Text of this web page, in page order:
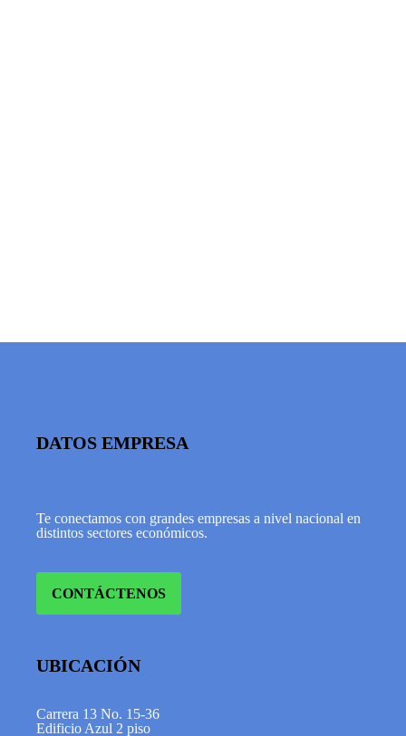
DATOS EMPRESA
Te conectamos con grandes empresas a nivel nacional en
distintos sectores económicos.
CONTÁCTENOS
UBICACIÓN
Carrera 13 No. 15-36
Edificio Azul 2 piso